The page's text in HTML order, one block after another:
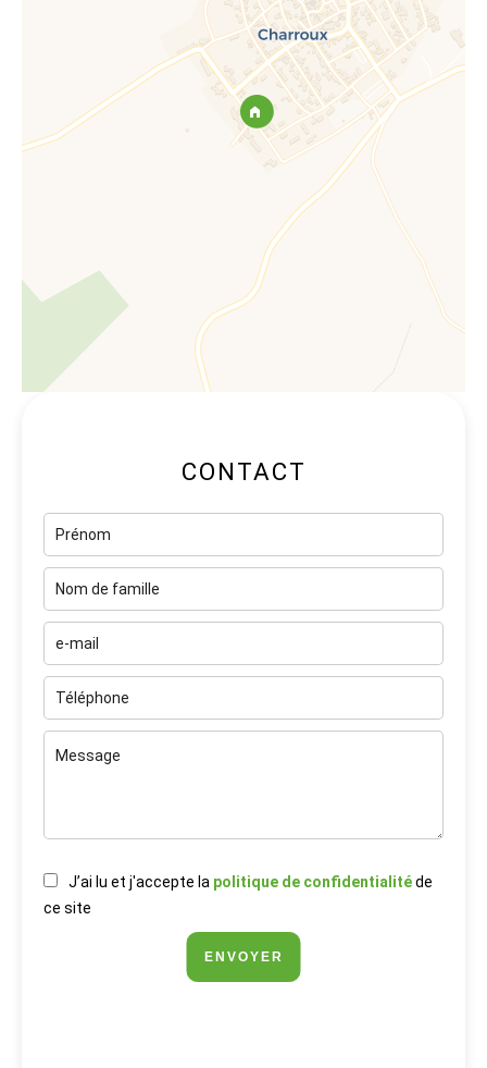
CONTACT
J’ai lu et j'accepte la politique de confidentialitéde
ce site
ENVOYER